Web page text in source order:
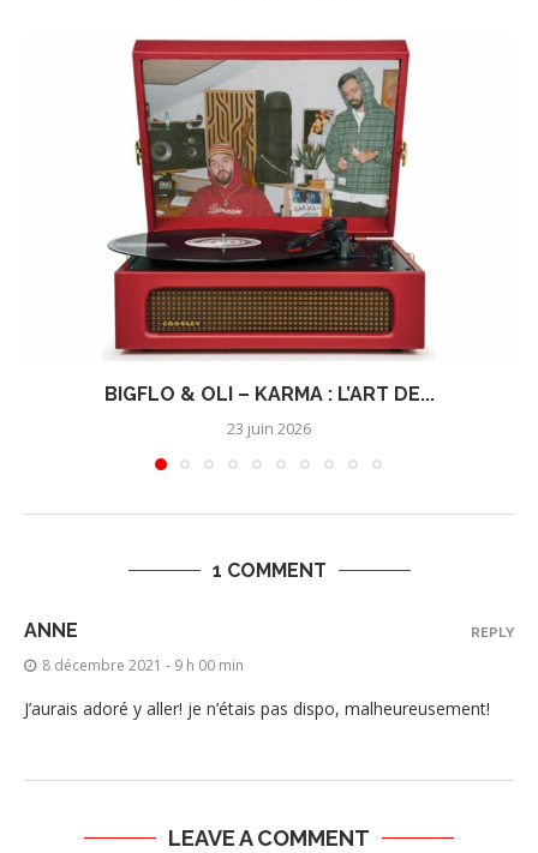
BIGFLO & OLI – KARMA : L’ART DE...
23 juin 2026
1 COMMENT
ANNE
8 décembre 2021 - 9 h 00 min
J’aurais adoré y aller! je n’étais pas dispo, malheureusement!
REPLY
LEAVE A COMMENT